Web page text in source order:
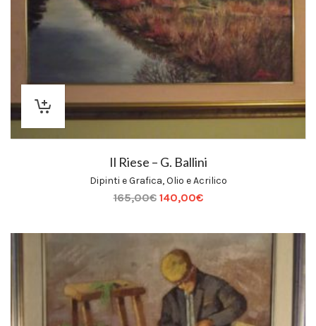
Il Riese – G. Ballini
Dipinti e Grafica,Olio e Acrilico
165,00€ 140,00€